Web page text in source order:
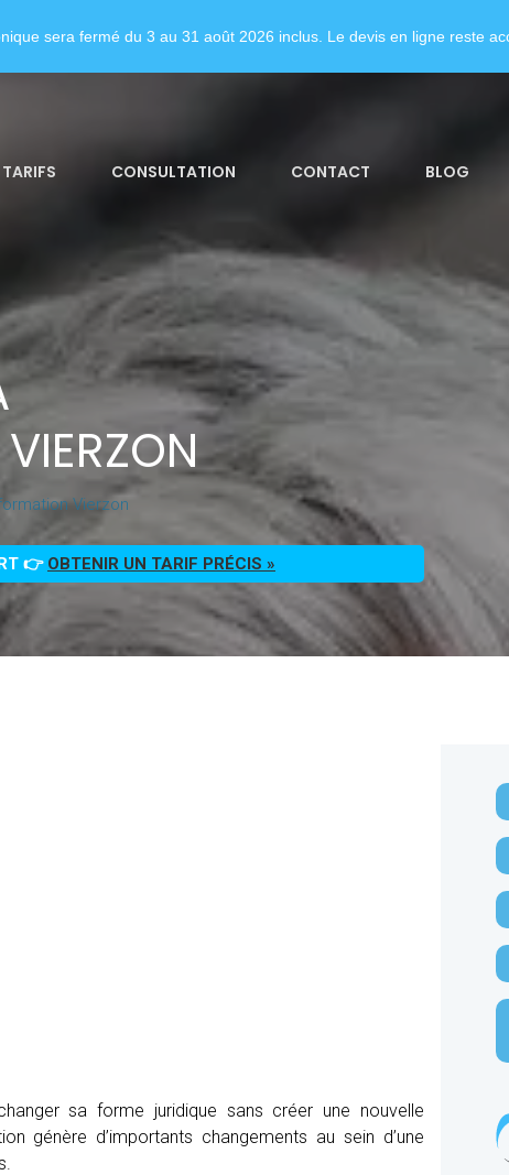
TARIFS CONSULTATION CONTACT BLOG
Vierzon
👉 OBTENIR UN TARIF PRÉCIS »
sa forme juridique sans créer une nouvelle
génère d’importants changements au sein d’une
sera fermé du 3 au 31 août 2026 inclus. Le devis en ligne reste